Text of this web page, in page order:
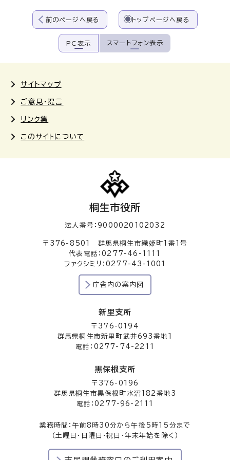
前のページへ戻る トップページへ戻る
PC表示 スマートフォン表示
サイトマップ
ご意見・提言
リンク集
このサイトについて
桐生市役所
法人番号：9000020102032
〒376-8501 群馬県桐生市織姫町1番1号
代表電話：0277-46-1111
ファクシミリ：0277-43-1001
庁舎内の案内図
新里支所
〒376-0194
群馬県桐生市新里町武井693番地1
電話：0277-74-2211
黒保根支所
〒376-0196
群馬県桐生市黒保根町水沼182番地3
電話：0277-96-2111
業務時間：午前8時30分から午後5時15分まで
（土曜日・日曜日・祝日・年末年始を除く）